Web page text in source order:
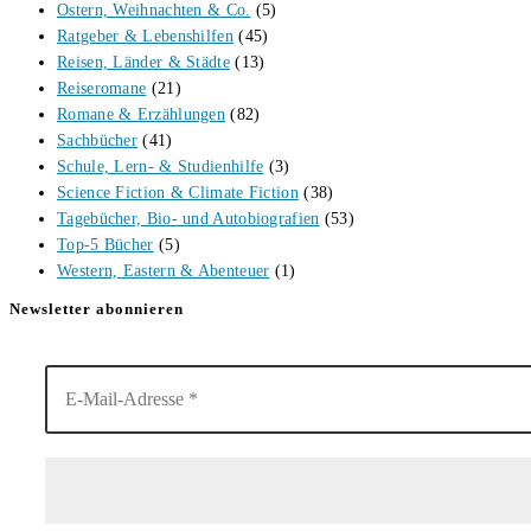
Ostern, Weihnachten & Co. (5)
Ratgeber & Lebenshilfen (45)
Reisen, Länder & Städte (13)
Reiseromane (21)
Romane & Erzählungen (82)
Sachbücher (41)
Schule, Lern- & Studienhilfe (3)
Science Fiction & Climate Fiction (38)
Tagebücher, Bio- und Autobiografien (53)
Top-5 Bücher (5)
Western, Eastern & Abenteuer (1)
Newsletter abonnieren